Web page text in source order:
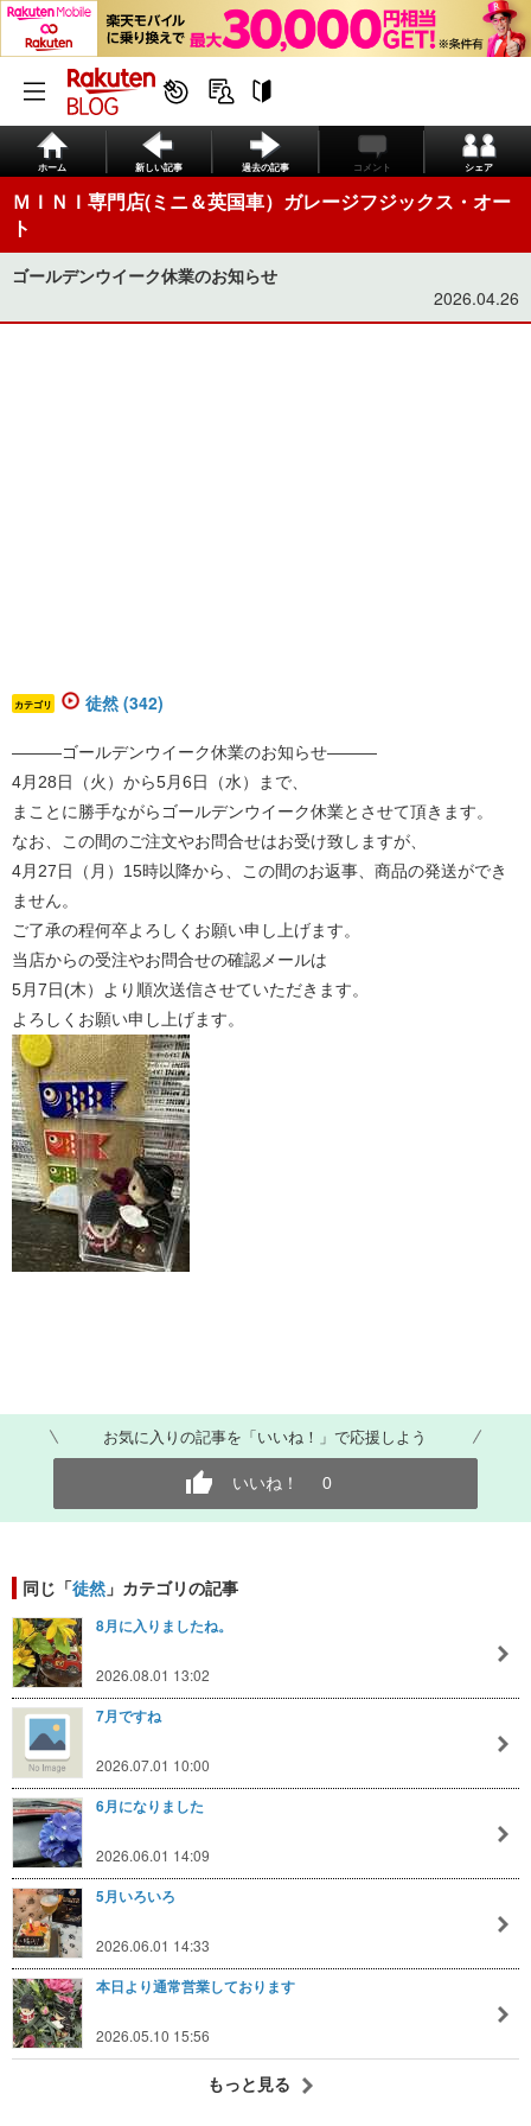
ホーム 新しい記事 過去の記事 コメント シェア
ＭＩＮＩ専門店(ミニ＆英国車）ガレージフジックス・オー
ト
ゴールデンウイーク休業のお知らせ
2026.04.26
カテゴリ 徒然 (342)
―――ゴールデンウイーク休業のお知らせ―――
4月28日（火）から5月6日（水）まで、
まことに勝手ながらゴールデンウイーク休業とさせて頂きます。
なお、この間のご注文やお問合せはお受け致しますが、
4月27日（月）15時以降から、この間のお返事、商品の発送ができ
ません。
ご了承の程何卒よろしくお願い申し上げます。
当店からの受注やお問合せの確認メールは
5月7日(木）より順次送信させていただきます。
よろしくお願い申し上げます。
お気に入りの記事を「いいね！」で応援しよう
いいね！ 0
同じ「徒然 」カテゴリの記事
8月に入りましたね。
2026.08.01 13:02
7月ですね
2026.07.01 10:00
6月になりました
2026.06.01 14:09
5月いろいろ
2026.06.01 14:33
本日より通常営業しております
2026.05.10 15:56
もっと見る